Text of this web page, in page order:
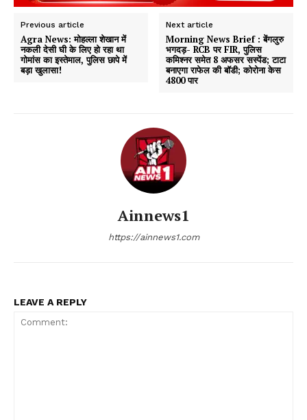
Previous article
Agra News: मोहल्ला शेखान में
नकली देसी घी के लिए हो रहा था
गोमांस का इस्तेमाल, पुलिस छापे में
बड़ा खुलासा!
Next article
Morning News Brief : बेंगलुरु
भगदड़- RCB पर FIR, पुलिस
कमिश्नर समेत 8 अफसर सस्पेंड; टाटा
बनाएगा राफेल की बॉडी; कोरोना केस
4800 पार
Ainnews1
https://ainnews1.com
LEAVE A REPLY